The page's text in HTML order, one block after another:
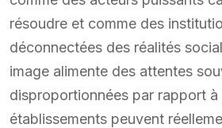
résoudre et comme des
déconnectées des réalités
image alimente des attentes
disproportionnées par rapport à
établissements peuvent